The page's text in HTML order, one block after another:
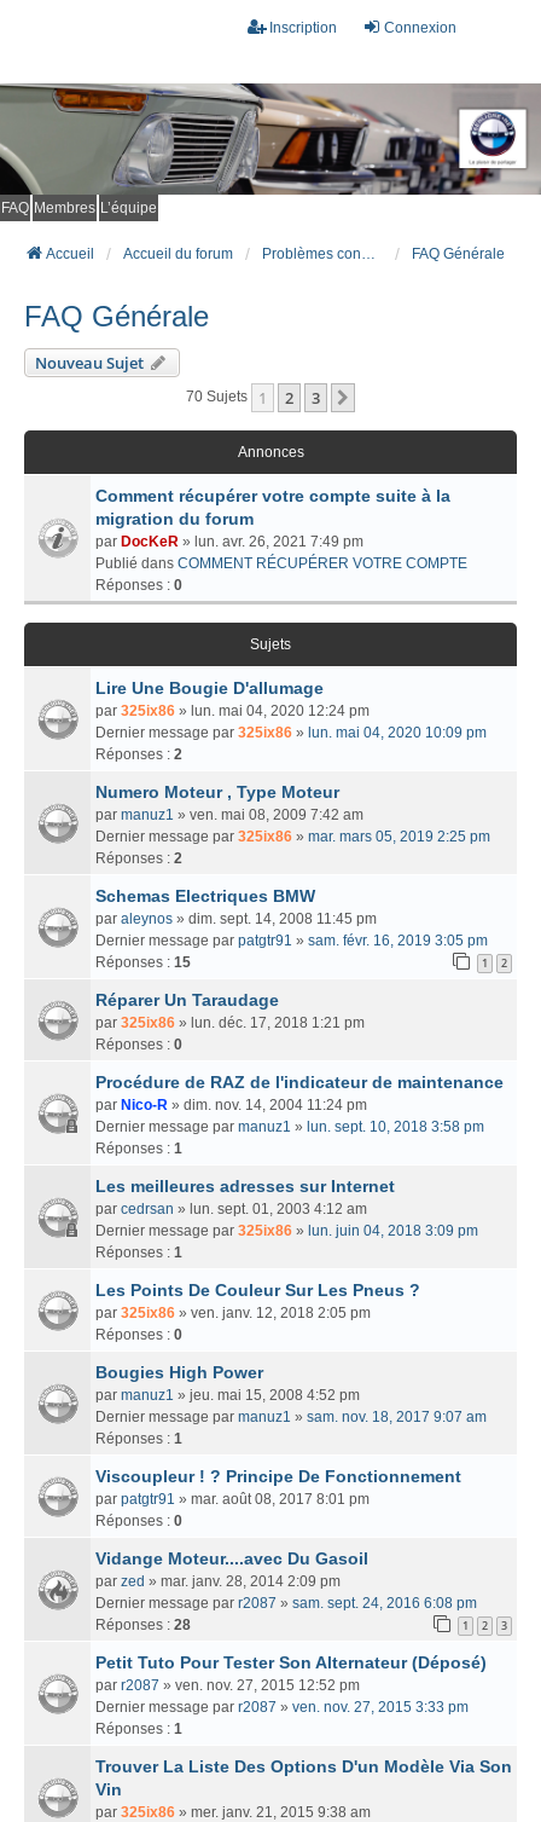
Connexion
Inscription
FAQ Membres L’équipe
Accueil Accueil du forum Problèmes connus et résolus (FAQ) FAQ Générale
FAQ Générale
Nouveau Sujet
70 Sujets 1 2 3
Annonces
Comment récupérer votre compte suite à la
migration du forum
par DocKeR » lun. avr. 26, 2021 7:49 pm
Publié dans COMMENT RÉCUPÉRER VOTRE COMPTE
Réponses : 0
Sujets
Lire Une Bougie D'allumage
par 325ix86 » lun. mai 04, 2020 12:24 pm
Dernier message par 325ix86 » lun. mai 04, 2020 10:09 pm
Réponses : 2
Numero Moteur , Type Moteur
par manuz1 » ven. mai 08, 2009 7:42 am
Dernier message par 325ix86 » mar. mars 05, 2019 2:25 pm
Réponses : 2
Schemas Electriques BMW
par aleynos » dim. sept. 14, 2008 11:45 pm
Dernier message par patgtr91 » sam. févr. 16, 2019 3:05 pm
Réponses : 15 1 2
Réparer Un Taraudage
par 325ix86 » lun. déc. 17, 2018 1:21 pm
Réponses : 0
Procédure de RAZ de l'indicateur de maintenance
par Nico-R » dim. nov. 14, 2004 11:24 pm
Dernier message par manuz1 » lun. sept. 10, 2018 3:58 pm
Réponses : 1
Les meilleures adresses sur Internet
par cedrsan » lun. sept. 01, 2003 4:12 am
Dernier message par 325ix86 » lun. juin 04, 2018 3:09 pm
Réponses : 1
Les Points De Couleur Sur Les Pneus ?
par 325ix86 » ven. janv. 12, 2018 2:05 pm
Réponses : 0
Bougies High Power
par manuz1 » jeu. mai 15, 2008 4:52 pm
Dernier message par manuz1 » sam. nov. 18, 2017 9:07 am
Réponses : 1
Viscoupleur ! ? Principe De Fonctionnement
par patgtr91 » mar. août 08, 2017 8:01 pm
Réponses : 0
Vidange Moteur....avec Du Gasoil
par zed » mar. janv. 28, 2014 2:09 pm
Dernier message par r2087 » sam. sept. 24, 2016 6:08 pm
Réponses : 28 1 2 3
Petit Tuto Pour Tester Son Alternateur (Déposé)
par r2087 » ven. nov. 27, 2015 12:52 pm
Dernier message par r2087 » ven. nov. 27, 2015 3:33 pm
Réponses : 1
Trouver La Liste Des Options D'un Modèle Via Son
Vin
par 325ix86 » mer. janv. 21, 2015 9:38 am